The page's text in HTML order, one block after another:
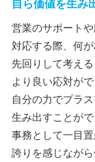
自ら価値を生み
営業のサポート
対応する際、何
先回りして考え
より良い応対が
自分の力でプラ
生み出すことがで
事務として一目
誇りを感じなが